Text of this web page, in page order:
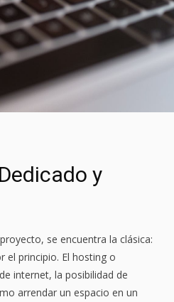
y
se encuentra la clásica:
el principio. El hosting o
internet, la posibilidad de
arrendar un espacio en un